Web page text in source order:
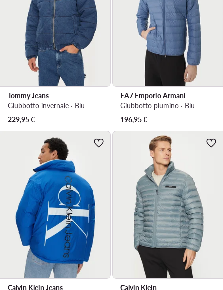
Tommy Jeans
Giubbotto invernale · Blu
229,95€
EA7 Emporio Armani
Giubbotto piumino · Blu
196,95€
Calvin Klein Jeans
Calvin Klein